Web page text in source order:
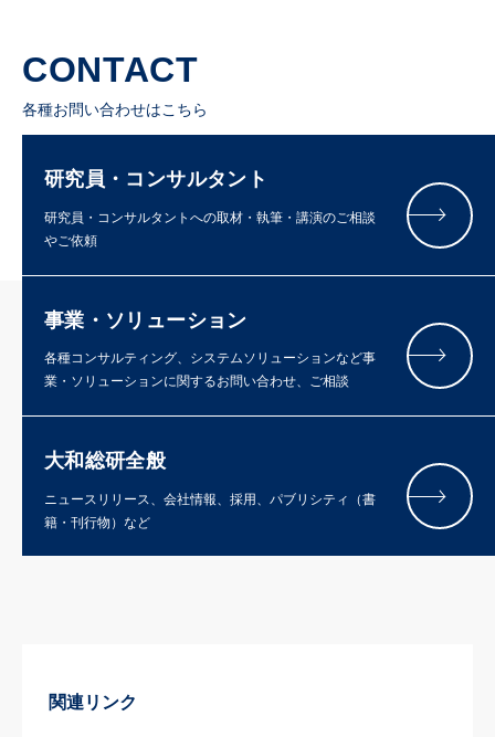
CONTACT
各種お問い合わせはこちら
研究員・コンサルタント
研究員・コンサルタントへの取材・執筆・講演のご相談
やご依頼
事業・ソリューション
各種コンサルティング、システムソリューションなど事
業・ソリューションに関するお問い合わせ、ご相談
大和総研全般
ニュースリリース、会社情報、採用、パブリシティ（書
籍・刊行物）など
関連リンク